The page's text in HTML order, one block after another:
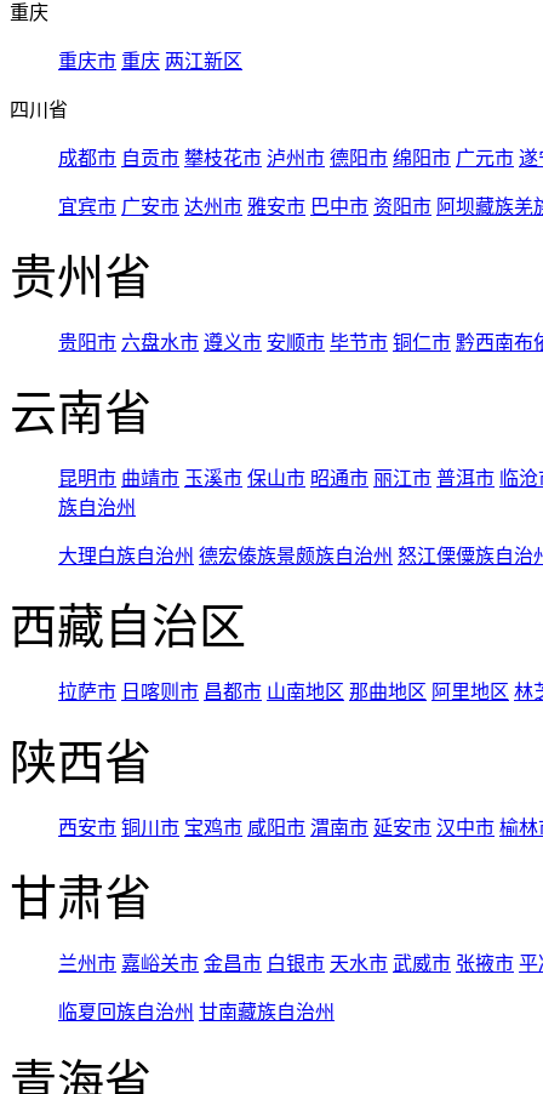
重庆
重庆市 重庆 两江新区
四川省
成都市 自贡市 攀枝花市 泸州市 德阳市 绵阳市 广元市 遂
宜宾市 广安市 达州市 雅安市 巴中市 资阳市 阿坝藏族羌
贵州省
贵阳市 六盘水市 遵义市 安顺市 毕节市 铜仁市 黔西南布
云南省
昆明市 曲靖市 玉溪市 保山市 昭通市 丽江市 普洱市 临
族自治州
大理白族自治州 德宏傣族景颇族自治州 怒江傈僳族自治
西藏自治区
拉萨市 日喀则市 昌都市 山南地区 那曲地区 阿里地区 林
陕西省
西安市 铜川市 宝鸡市 咸阳市 渭南市 延安市 汉中市 榆林
甘肃省
兰州市 嘉峪关市 金昌市 白银市 天水市 武威市 张掖市 平
临夏回族自治州 甘南藏族自治州
青海省